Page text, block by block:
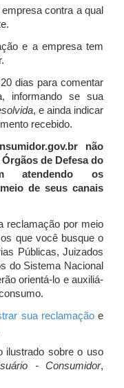
contra a qual
e a empresa tem
dias para comentar
informando se sua
, e ainda indicar
recebido.
não
de Defesa do
atendendo os
de seus canais
reclamação por meio
que você busque o
Públicas, Juizados
do Sistema Nacional
orientá-lo e auxiliá-
sua reclamaçãoe
ilustrado sobre o uso
- Consumidor,